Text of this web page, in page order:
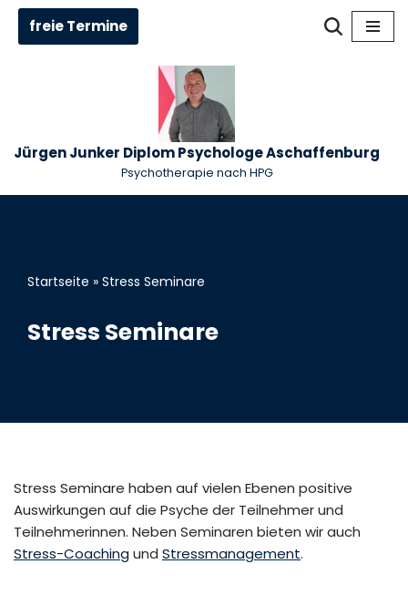
Zum
freie Termine
Jürgen Junker Diplom Psychologe Aschaffenburg
Psychotherapie nach HPG
Startseite » Stress Seminare
Stress Seminare
Stress Seminare haben auf vielen Ebenen positive
Auswirkungen auf die Psyche der Teilnehmer und
Teilnehmerinnen. Neben Seminaren bieten wir auch
Stress-Coachingund Stressmanagement.